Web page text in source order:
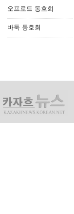
오프로드 동호회
바둑 동호회